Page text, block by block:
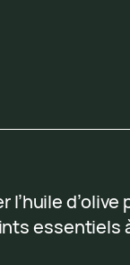
d’olive
essentiels